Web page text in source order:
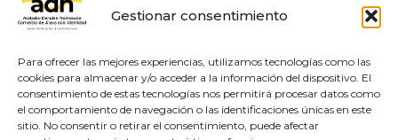
Gestionar consentimiento
Para ofrecer las mejores experiencias, utilizamos tecnologías como las
cookies para almacenar y/o acceder a la información del dispositivo. El
consentimiento de estas tecnologías nos permitirá procesar datos como
el comportamiento de navegación o las identificaciones únicas en este
sitio. No consentir o retirar el consentimiento, puede afectar
web o las redes sociales. Contacta con nosotros:
Enriquece tu ficha